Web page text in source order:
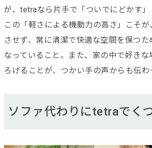
が、tetraなら片手で「ついでにどかす」
この「軽さによる機動力の高さ」こそ
させず、常に清潔で快適な空間を保つ
なっていること。また、家の中で好きな
ろげることが、つかい手の声からも伝わ
ソファ代わりにtetraでく